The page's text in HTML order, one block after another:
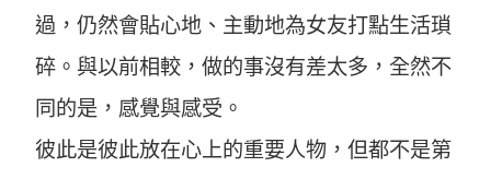
過，仍然會貼心地、主動地為女友打點生活瑣
碎。與以前相較，做的事沒有差太多，全然不
同的是，感覺與感受。
彼此是彼此放在心上的重要人物，但都不是第